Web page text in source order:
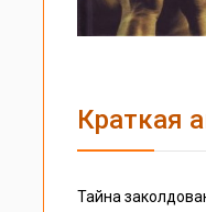
Краткая
Тайна